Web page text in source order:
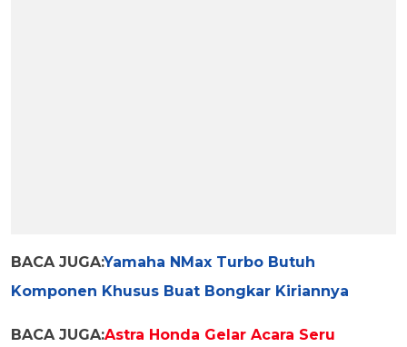
BACA JUGA:Yamaha NMax Turbo Butuh
Komponen Khusus Buat Bongkar Kiriannya
BACA JUGA:Astra Honda Gelar Acara Seru